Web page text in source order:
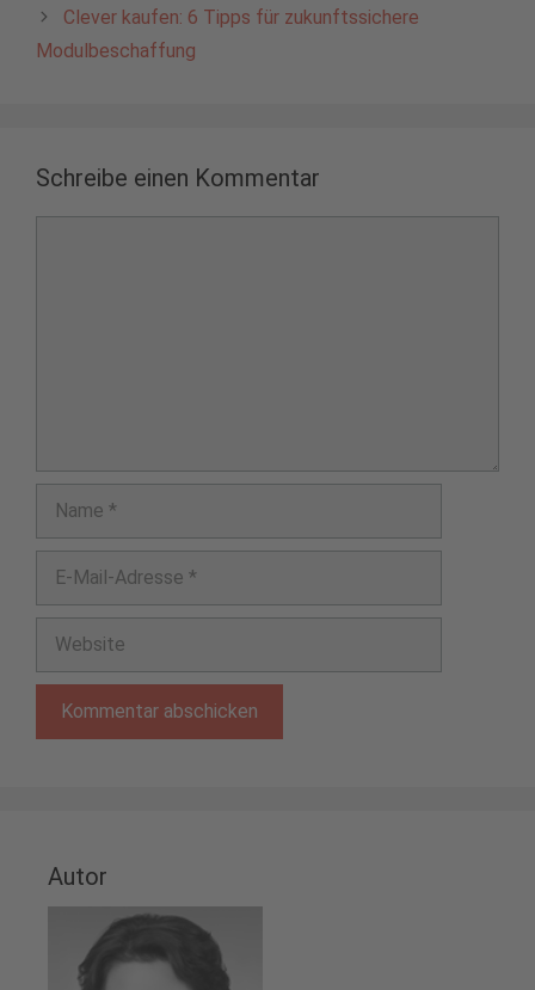
Clever kaufen: 6 Tipps für zukunftssichere
Modulbeschaffung
Schreibe einen Kommentar
Mail-
Adresse
Autor